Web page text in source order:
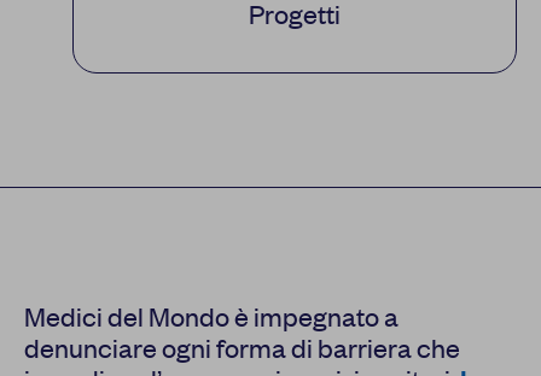
Progetti
Medici del Mondo è impegnato a
denunciare ogni forma di barriera che